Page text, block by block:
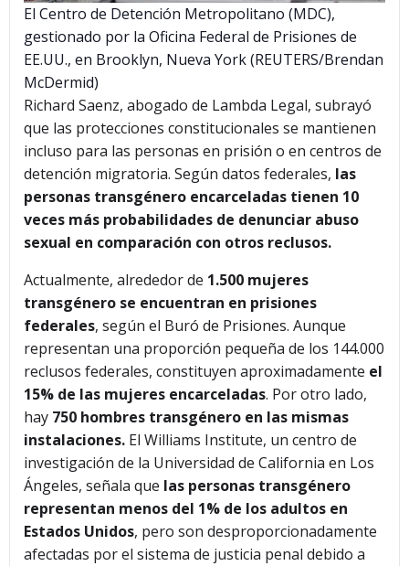
El Centro de Detención Metropolitano (MDC),
gestionado por la Oficina Federal de Prisiones de
EE.UU., en Brooklyn, Nueva York (REUTERS/Brendan
McDermid)
Richard Saenz, abogado de Lambda Legal, subrayó
que las protecciones constitucionales se mantienen
incluso para las personas en prisión o en centros de
detención migratoria. Según datos federales, las
personas transgénero encarceladas tienen 10
veces más probabilidades de denunciar abuso
sexual en comparación con otros reclusos.
Actualmente, alrededor de 1.500 mujeres
transgénero se encuentran en prisiones
federales, según el Buró de Prisiones. Aunque
representan una proporción pequeña de los 144.000
reclusos federales, constituyen aproximadamente el
15% de las mujeres encarceladas. Por otro lado,
hay 750 hombres transgénero en las mismas
instalaciones. El Williams Institute, un centro de
investigación de la Universidad de California en Los
Ángeles, señala que las personas transgénero
representan menos del 1% de los adultos en
Estados Unidos, pero son desproporcionadamente
afectadas por el sistema de justicia penal debido a